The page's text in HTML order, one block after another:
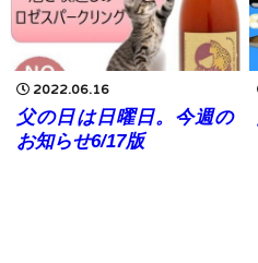
2022.06.16
父の日は日曜日。今週の
お知らせ6/17版